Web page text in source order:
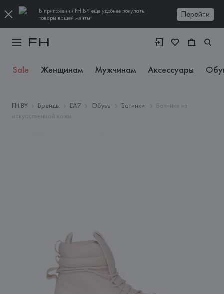
В приложении FH.BY еще удобнее покупать
товары вашей мечты
Перейти
Sale Женщинам Мужчинам Аксессуары
FH.BY Бренды EA7 Обувь Ботинки
Ботинки из
искусственной кожи